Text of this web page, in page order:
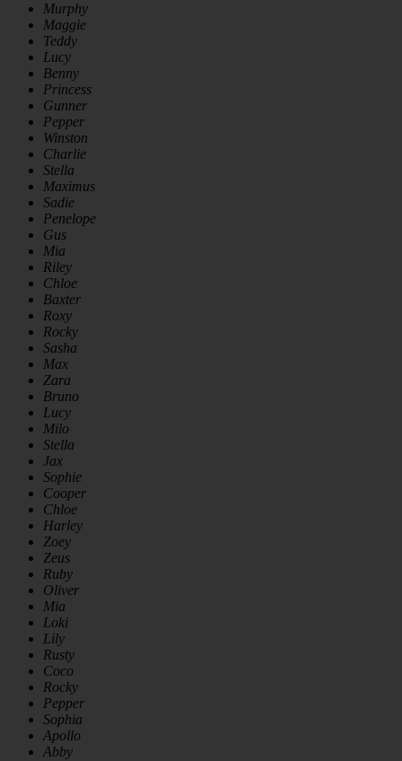
Murphy
Maggie
Teddy
Lucy
Benny
Princess
Gunner
Pepper
Winston
Charlie
Stella
Maximus
Sadie
Penelope
Gus
Mia
Riley
Chloe
Baxter
Roxy
Rocky
Sasha
Max
Zara
Bruno
Lucy
Milo
Stella
Jax
Sophie
Cooper
Chloe
Harley
Zoey
Zeus
Ruby
Oliver
Mia
Loki
Lily
Rusty
Coco
Rocky
Pepper
Sophia
Apollo
Abby